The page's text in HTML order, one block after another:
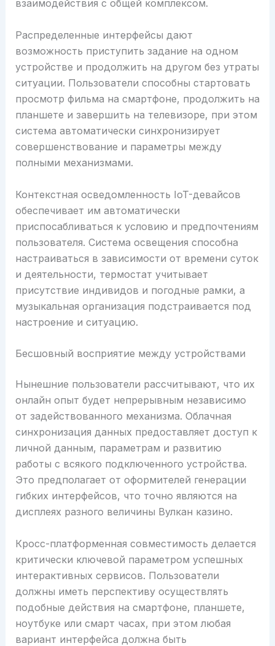
взаимодействия с общей комплексом.
Распределенные интерфейсы дают
возможность приступить задание на одном
устройстве и продолжить на другом без утраты
ситуации. Пользователи способны стартовать
просмотр фильма на смартфоне, продолжить на
планшете и завершить на телевизоре, при этом
система автоматически синхронизирует
совершенствование и параметры между
полными механизмами.
Контекстная осведомленность IoT-девайсов
обеспечивает им автоматически
приспосабливаться к условию и предпочтениям
пользователя. Система освещения способна
настраиваться в зависимости от времени суток
и деятельности, термостат учитывает
присутствие индивидов и погодные рамки, а
музыкальная организация подстраивается под
настроение и ситуацию.
Бесшовный восприятие между устройствами
Нынешние пользователи рассчитывают, что их
онлайн опыт будет непрерывным независимо
от задействованного механизма. Облачная
синхронизация данных предоставляет доступ к
личной данным, параметрам и развитию
работы с всякого подключенного устройства.
Это предполагает от оформителей генерации
гибких интерфейсов, что точно являются на
дисплеях разного величины Вулкан казино.
Кросс-платформенная совместимость делается
критически ключевой параметром успешных
интерактивных сервисов. Пользователи
должны иметь перспективу осуществлять
подобные действия на смартфоне, планшете,
ноутбуке или смарт часах, при этом любая
вариант интерфейса должна быть